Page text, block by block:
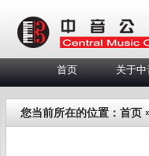
首页 关于中
您当前所在的位置： 首页